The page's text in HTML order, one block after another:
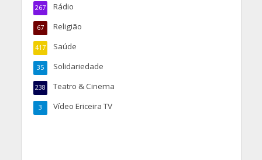
Rádio
267
Religião
67
Saúde
417
Solidariedade
35
Teatro & Cinema
238
Vídeo Ericeira TV
3